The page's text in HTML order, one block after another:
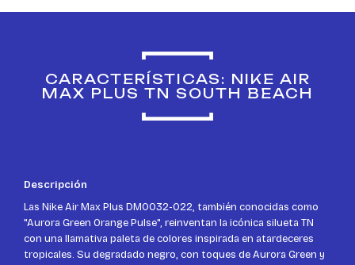
CARACTERÍSTICAS: NIKE AIR
MAX PLUS TN SOUTH BEACH
Descripción
Las Nike Air Max Plus DM0032-022, también conocidas como
"Aurora Green Orange Pulse", reinventan la icónica silueta TN
con una llamativa paleta de colores inspirada en atardeceres
tropicales. Su degradado negro, con toques de Aurora Green y